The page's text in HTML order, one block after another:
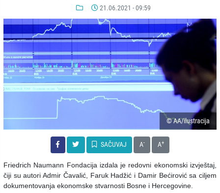
21.06.2021 - 09:59
© AA/ilustracija
SAČUVAJ A- A+
Friedrich Naumann Fondacija izdala je redovni ekonomski izvještaj,
čiji su autori Admir Čavalić, Faruk Hadžić i Damir Bećirović sa ciljem
dokumentovanja ekonomske stvarnosti Bosne i Hercegovine.